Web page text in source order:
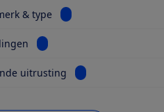
& type Bekijk informatie voor
Bekijk informatie voor
uitrusting Bekijk informatie